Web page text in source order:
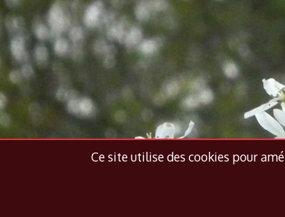
Ce site utilise des cookies pour